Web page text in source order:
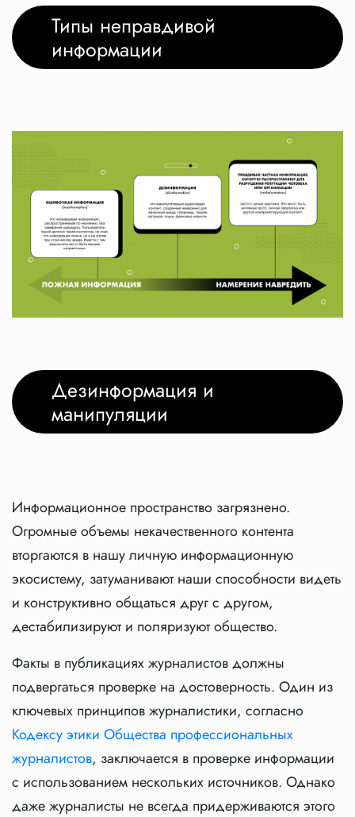
Типы неправдивой
информации
Дезинформация и
манипуляции
Информационное пространство загрязнено.
Огромные объемы некачественного контента
вторгаются в нашу личную информационную
экосистему, затуманивают наши способности видеть
и конструктивно общаться друг с другом,
дестабилизируют и поляризуют общество.
Факты в публикациях журналистов должны
подвергаться проверке на достоверность. Один из
ключевых принципов журналистики, согласно
Кодексу этики Общества профессиональных
журналистов, заключается в проверке информации
с использованием нескольких источников. Однако
даже журналисты не всегда придерживаются этого